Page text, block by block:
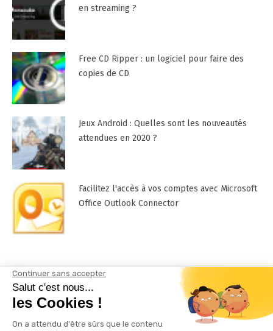
en streaming ?
Free CD Ripper : un logiciel pour faire des
copies de CD
Jeux Android : Quelles sont les nouveautés
attendues en 2020 ?
Facilitez l'accès à vos comptes avec Microsoft
Office Outlook Connector
Mentions Légales